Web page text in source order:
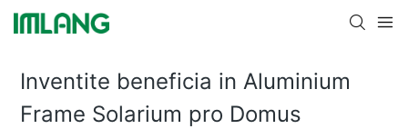
Inventite beneficia in Aluminium
Frame Solarium pro Domus